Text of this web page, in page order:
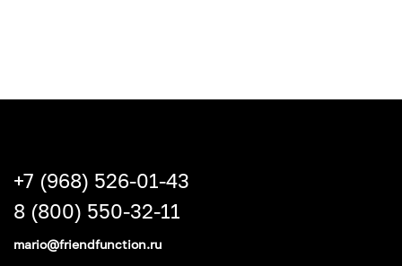
+7 (968) 526-01-43
8 (800) 550-32-11
mario@friendfunction.ru